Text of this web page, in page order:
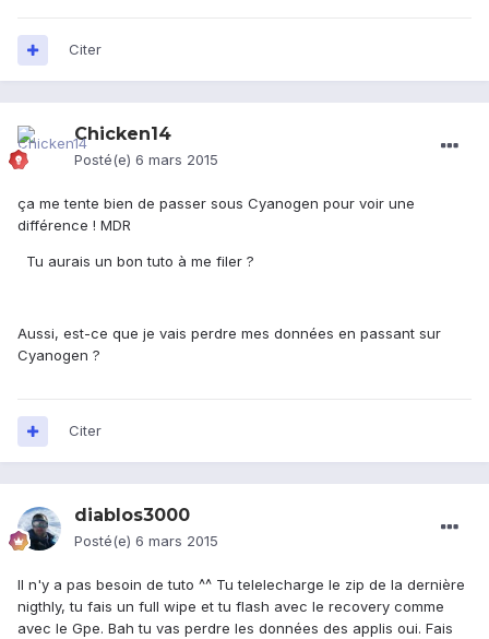
Citer
Chicken14
Posté(e) 6 mars 2015
ça me tente bien de passer sous Cyanogen pour voir une
différence ! MDR
Tu aurais un bon tuto à me filer ?
Aussi, est-ce que je vais perdre mes données en passant sur
Cyanogen ?
Citer
diablos3000
Posté(e) 6 mars 2015
Il n'y a pas besoin de tuto ^^ Tu telelecharge le zip de la dernière
nigthly, tu fais un full wipe et tu flash avec le recovery comme
avec le Gpe. Bah tu vas perdre les données des applis oui. Fais